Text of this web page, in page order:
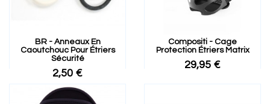
BR - Anneaux En
Caoutchouc Pour Étriers
Sécurité
2,50 €
Compositi - Cage
Protection Étriers Matrix
29,95 €